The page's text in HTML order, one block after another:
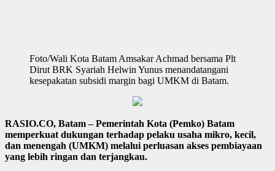
Foto/Wali Kota Batam Amsakar Achmad bersama Plt
Dirut BRK Syariah Helwin Yunus menandatangani
kesepakatan subsidi margin bagi UMKM di Batam.
RASIO.CO, Batam – Pemerintah Kota (Pemko) Batam
memperkuat dukungan terhadap pelaku usaha mikro, kecil,
dan menengah (UMKM) melalui perluasan akses pembiayaan
yang lebih ringan dan terjangkau.